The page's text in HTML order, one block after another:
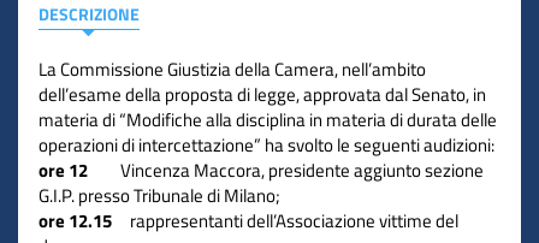
DESCRIZIONE
La Commissione Giustizia della Camera, nell’ambito
dell’esame della proposta di legge, approvata dal Senato, in
materia di “Modifiche alla disciplina in materia di durata delle
operazioni di intercettazione” ha svolto le seguenti audizioni:
ore 12 Vincenza Maccora, presidente aggiunto sezione
G.I.P. presso Tribunale di Milano;
ore 12.15 rappresentanti dell’Associazione vittime del